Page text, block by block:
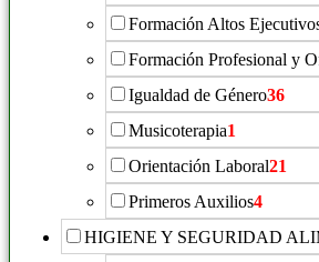
Formación Altos
Formación Profesional y
Igualdad de Género36
Musicoterapia1
Orientación Laboral21
Primeros Auxilios4
HIGIENE Y SEGURIDAD